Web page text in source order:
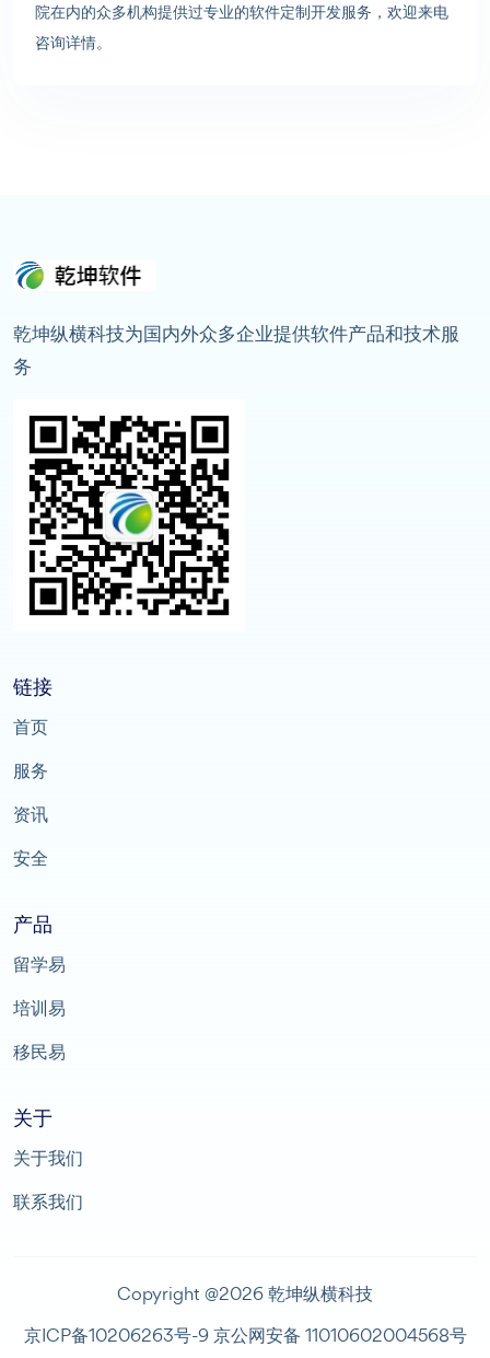
院在内的众多机构提供过专业的软件定制开发服务，欢迎来电
咨询详情。
乾坤纵横科技为国内外众多企业提供软件产品和技术服
务
链接
首页
服务
资讯
安全
产品
留学易
培训易
移民易
关于
关于我们
联系我们
Copyright @2026 乾坤纵横科技
京ICP备10206263号-9京公网安备 11010602004568号